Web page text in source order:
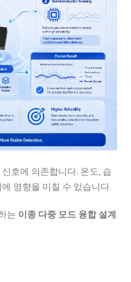
호에 의존합니다. 온도, 습
영향을 미칠 수 있습니다.
는 이종 다중 모드 융합 설계